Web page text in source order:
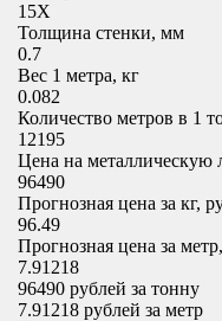
15X
Толщина стенки, мм
0.7
Вес 1 метра, кг
0.082
Количество метров в 1
12195
Цена на металлическую
96490
Прогнозная цена за кг,
96.49
Прогнозная цена за
7.91218
96490 рублей за тонну
7.91218 рублей за метр